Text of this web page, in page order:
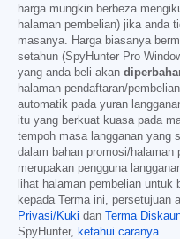
harga mungkin berbeza
halaman pembelian) jika anda
masanya. Harga biasanya
setahun (SpyHunter Pro
yang anda beli akan
halaman pendaftaran/
automatik pada yuran
itu yang berkuat kuasa pada
tempoh masa langganan yang
dalam bahan promosi/halaman
merupakan pengguna
lihat halaman pembelian
kepada Terma ini, persetujuan
Privasi/Kuki dan Terma
SpyHunter, ketahui caranya.